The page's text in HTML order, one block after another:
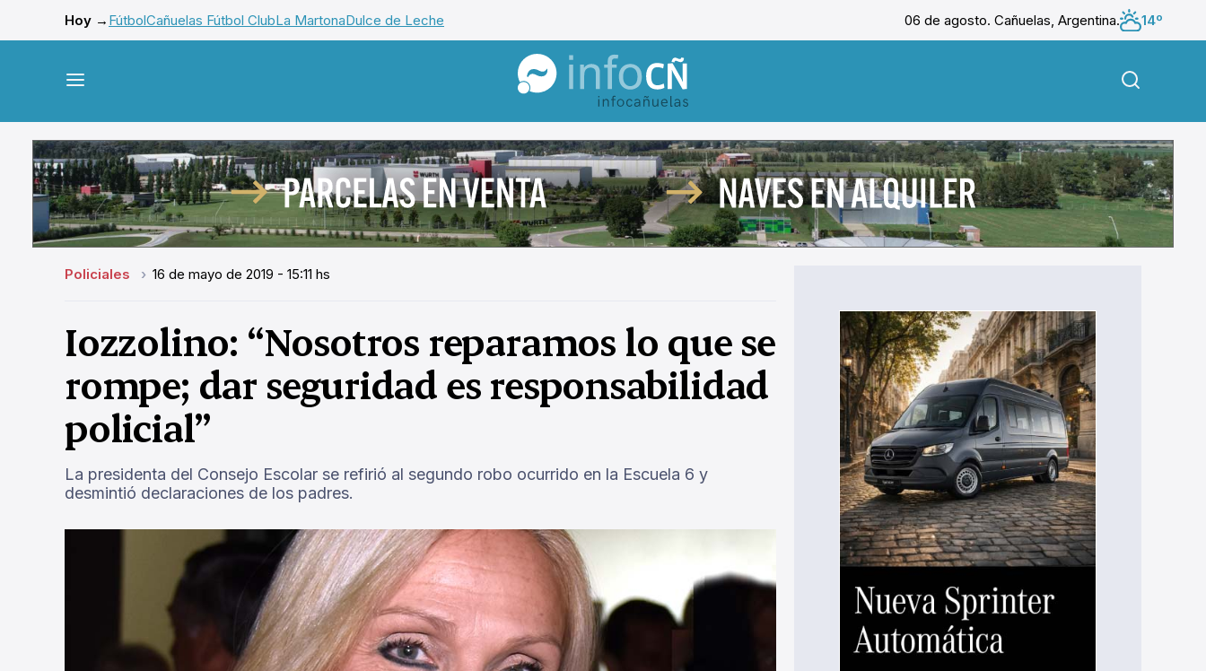
Hoy → FútbolCañuelas Fútbol ClubLa MartonaDulce de Leche 06 de agosto. Cañuelas, Argentina.
14º
InfoCañuelas
Policiales 16 de mayo de 2019 - 15:11 hs
Iozzolino: “Nosotros reparamos lo que se
rompe; dar seguridad es responsabilidad
policial”
La presidenta del Consejo Escolar se refirió al segundo robo ocurrido en la Escuela 6 y
desmintió declaraciones de los padres.